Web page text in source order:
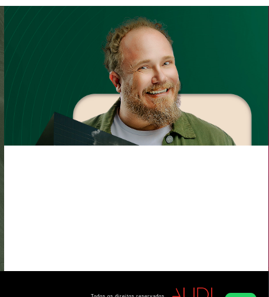
O Plano que Uni
Unimed Londrina